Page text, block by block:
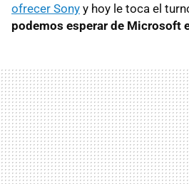
ofrecer Sony y hoy le toca el
podemos esperar de Microsoft